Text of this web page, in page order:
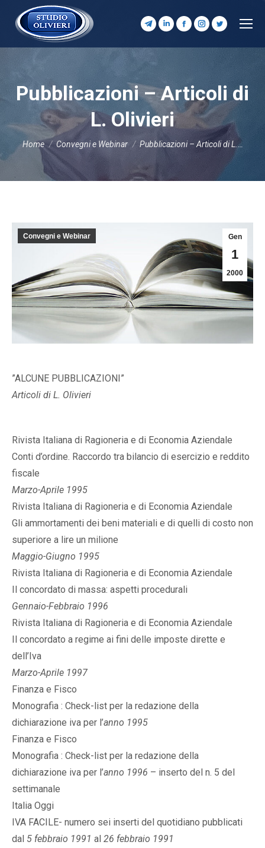
Telegram
page
opens
new
window
Linkedin
page
new
window
Facebook
page
new
window
Instagram
page
new
window
Twitter
page
new
window
Pubblicazioni – Articoli di
L. Olivieri
Tu sei qui:
Home Convegni e Webinar Pubblicazioni – Articoli di L.…
Gen
1
2000
Convegni e Webinar
”ALCUNE PUBBLICAZIONI”
Articoli di L. Olivieri
Rivista Italiana di Ragioneria e di Economia Aziendale
Conti d’ordine. Raccordo tra bilancio di esercizio e reddito
fiscale
Marzo-Aprile 1995
Rivista Italiana di Ragioneria e di Economia Aziendale
Gli ammortamenti dei beni materiali e di quelli di costo non
superiore a lire un milione
Maggio-Giugno 1995
Rivista Italiana di Ragioneria e di Economia Aziendale
Il concordato di massa: aspetti procedurali
Gennaio-Febbraio 1996
Rivista Italiana di Ragioneria e di Economia Aziendale
Il concordato a regime ai fini delle imposte dirette e
dell’Iva
Marzo-Aprile 1997
Finanza e Fisco
Monografia : Check-list per la redazione della
dichiarazione iva per l’anno 1995
Finanza e Fisco
Monografia : Check-list per la redazione della
dichiarazione iva per l’anno 1996 – inserto del n. 5 del
settimanale
Italia Oggi
IVA FACILE- numero sei inserti del quotidiano pubblicati
dal 5 febbraio 1991 al 26 febbraio 1991